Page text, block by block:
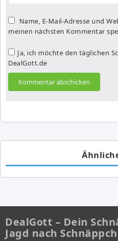
Name, E-Mail-Adresse und
meinen nächsten Kommentar
Ja, ich möchte den täglichen
DealGott.de
DealGott – Dein
Jagd nach